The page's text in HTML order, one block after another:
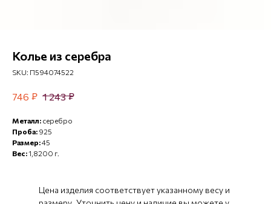
Колье из серебра
SKU: П594074522
746 ₽ 1 243 ₽
Металл: серебро
Проба: 925
Размер:45
Вес:1,8200 г.
Цена изделия соответствует указанному весу и